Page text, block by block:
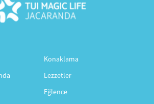
Konaklama
Lezzetler
Eğlence